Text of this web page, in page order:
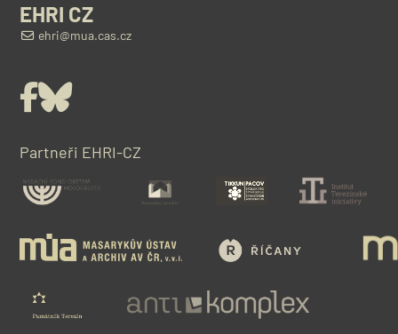
EHRI CZ
ehri@mua.cas.cz
FacebookBluesky
Partneři EHRI-CZ